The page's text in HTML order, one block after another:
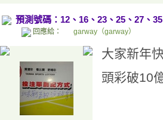
預測號碼：12、16、23、25、27、35
回應給： garway（garway）
大家新年
頭彩破10